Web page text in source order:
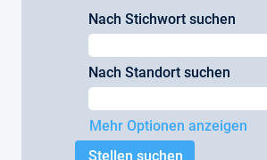
Nach Stichwort suchen
Nach Standort suchen
Mehr Optionen anzeigen